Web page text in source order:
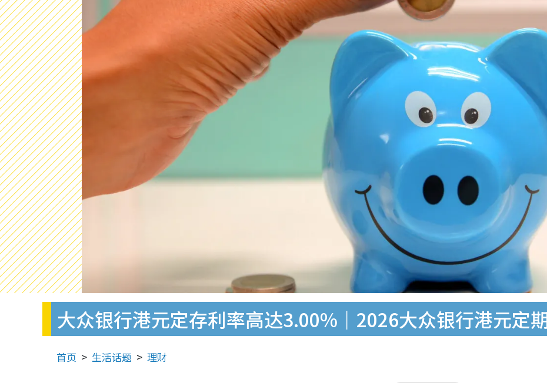
大众银行港元定存利率高达3.00%｜2026大众银行港元定
首页 生活话题 理财